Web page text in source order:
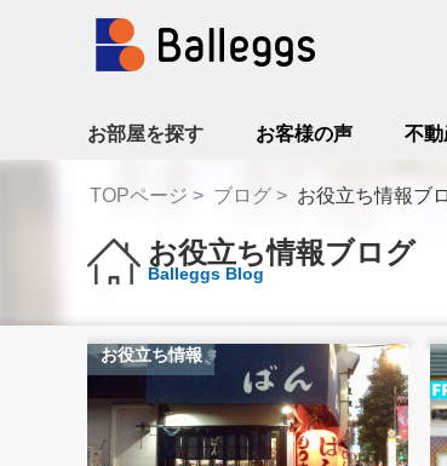
お部屋を探す お客様の声 不
TOPページ ブログ お役立ち情報ブ
お役立ち情報ブログ
Balleggs Blog
お役立ち情報